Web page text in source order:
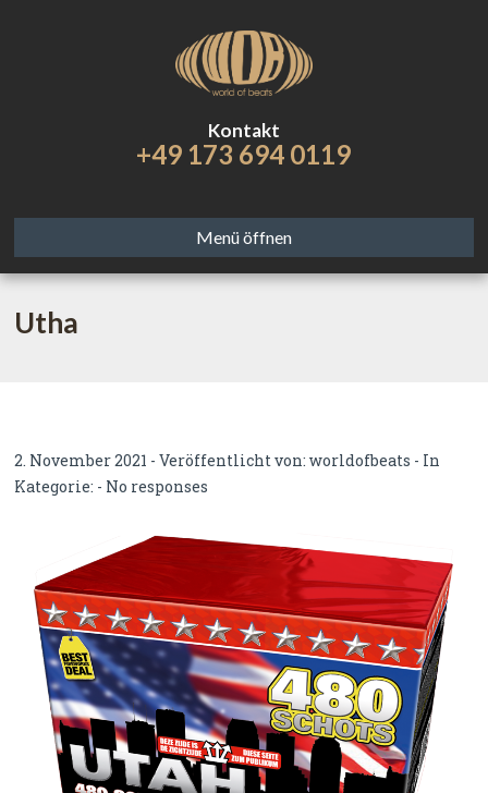
Kontakt
+49 173 694 0119
Menü öffnen
Utha
2. November 2021 - Veröffentlicht von:worldofbeats - In
Kategorie: - No responses